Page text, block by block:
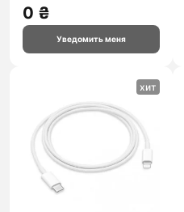
0 ₴
Уведомить меня
хит